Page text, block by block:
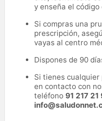
y enseña el
Si compras una
prescripción,
vayas al centro
Dispones de 90
Si tienes
en contacto con
teléfono 91 217 21